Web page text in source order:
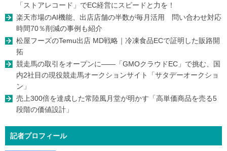
「ストアレコード」でEC経営にスピードと力を！
楽天市場のAI機能、出店店舗の半数が毎月活用 問い合わせ対応
時間70％削減の事例も紹介
松屋フーズのTemu出店 MD戦略｜冷凍食品ECで証明した販路開
拓
競走馬の取引をオープンに――「GMOクラウドEC」で挑む、国
内2社目の現役競走馬オークションサイト「サタデーオークショ
ン」
売上300倍を達成した常陸風月堂が明かす「高単価商品を売る5
段階の価値設計」
記者プロフィール